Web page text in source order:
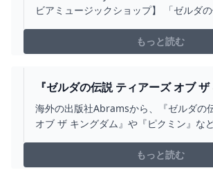
ゴリー CD/DVD/BLU-RAY/レコード/グッズの通
ビアミュージックショップ】 「ゼルダの伝説 ティアーズ
もっと読む
『ゼルダの伝説 ティアーズ オブ
や『ピクミン』などの2025 WALL
海外向けとして登場！ NINTENDO SWITCH 情報
海外の出版社Abramsから、『ゼルダの
オブ ザ キングダム』や『ピクミン』な
ことが決定しました。 販売価格は15.99
16
もっと読む